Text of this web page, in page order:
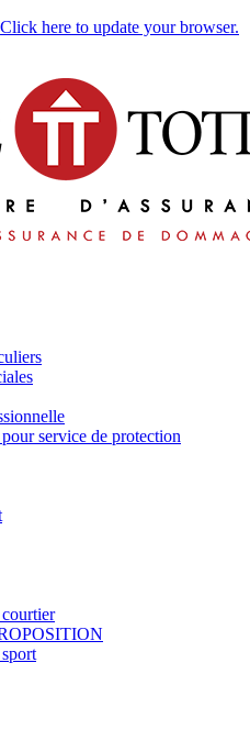
Click here to update your browser.
service de protection